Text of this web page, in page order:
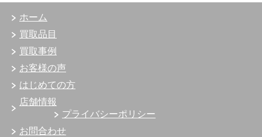
ホーム
買取品目
買取事例
お客様の声
はじめての方
店舗情報
プライバシーポリシー
お問合わせ